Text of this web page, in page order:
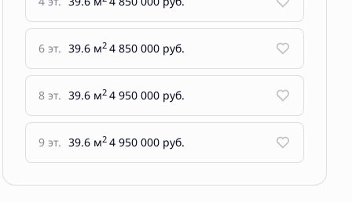
6 эт. 39.6 м2 4 850 000 руб.
8 эт. 39.6 м2 4 950 000 руб.
9 эт. 39.6 м2 4 950 000 руб.